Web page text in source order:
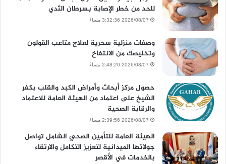
للحد من خطر الإصابة بسرطان الثدي
2026/08/07 3:32:36 مساءً
وصفات منزلية سحرية لعلاج متاعب القولون
وتخليصك من الانتفاخ
2026/08/07 2:48:20 مساءً
حصول مركز أبحاث وأمراض الكبد والقلب بكفر
الشيخ على اعتماد من الهيئة العامة للاعتماد
والرقابة الصحية
2026/08/07 2:39:56 مساءً
الهيئة العامة للتأمين الصحي الشامل تواصل
جولاتها الميدانية لتعزيز التكامل والارتقاء
بالخدمات في الأقصر